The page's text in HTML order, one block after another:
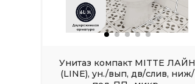
Унитаз компакт MITTE ЛАЙН
(LINE), ун./вып, дв/слив, ниж/